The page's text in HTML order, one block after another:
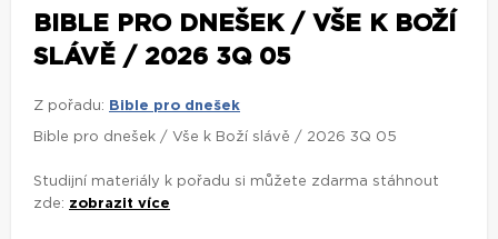
BIBLE PRO DNEŠEK / VŠE K BOŽÍ
SLÁVĚ / 2026 3Q 05
Z pořadu: Bible pro dnešek
Bible pro dnešek / Vše k Boží slávě / 2026 3Q 05
Studijní materiály k pořadu si můžete zdarma stáhnout
zde: zobrazit více